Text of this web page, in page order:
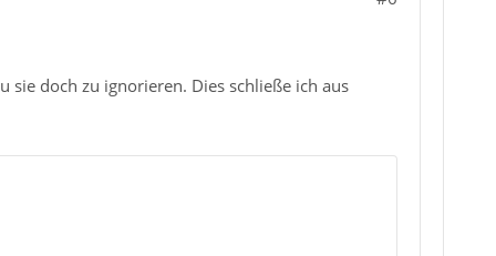
sie doch zu ignorieren. Dies schließe ich aus